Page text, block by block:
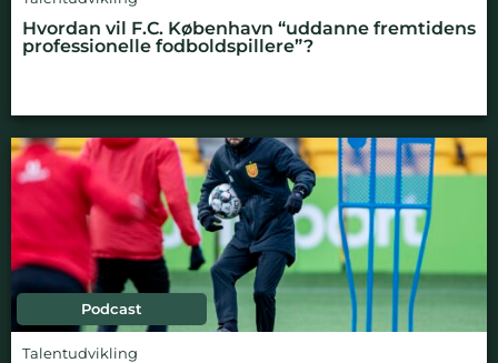
Hvordan vil F.C. København “uddanne fremtidens
professionelle fodboldspillere”?
Podcast
Talentudvikling